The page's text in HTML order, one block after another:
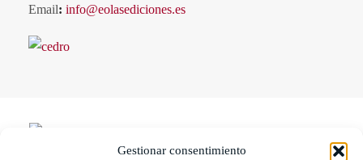
Gestionar consentimiento
Email:info@eolasediciones.es